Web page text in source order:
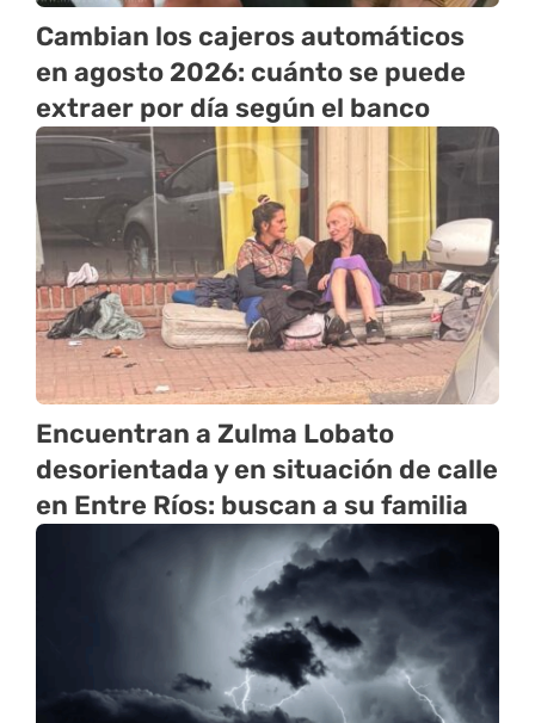
Cambian los cajeros automáticos
en agosto 2026: cuánto se puede
extraer por día según el banco
Encuentran a Zulma Lobato
desorientada y en situación de calle
en Entre Ríos: buscan a su familia